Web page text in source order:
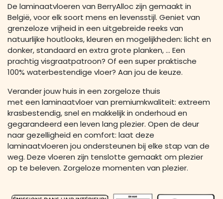
De laminaatvloeren van BerryAlloc zijn gemaakt in
België, voor elk soort mens en levensstijl. Geniet van
grenzeloze vrijheid in een uitgebreide reeks van
natuurlijke houtlooks, kleuren en mogelijkheden: licht en
donker, standaard en extra grote planken, … Een
prachtig visgraatpatroon? Of een super praktische
100% waterbestendige vloer? Aan jou de keuze.
Verander jouw huis in een zorgeloze thuis
met een laminaatvloer van premiumkwaliteit: extreem
krasbestendig, snel en makkelijk in onderhoud en
gegarandeerd een leven lang plezier. Open de deur
naar gezelligheid en comfort: laat deze
laminaatvloeren jou ondersteunen bij elke stap van de
weg. Deze vloeren zijn tenslotte gemaakt om plezier
op te beleven. Zorgeloze momenten van plezier.